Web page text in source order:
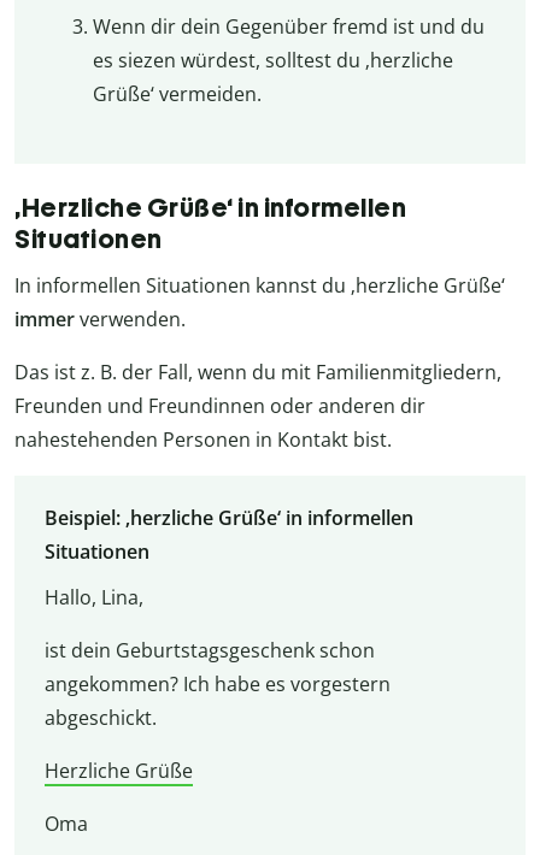
Wenn dir dein Gegenüber fremd ist und du
es siezen würdest, solltest du ‚herzliche
Grüße‘ vermeiden.
‚Herzliche Grüße‘ in informellen
Situationen
In informellen Situationen kannst du ‚herzliche Grüße‘
immerverwenden.
Das ist z. B. der Fall, wenn du mit Familienmitgliedern,
Freunden und Freundinnen oder anderen dir
nahestehenden Personen in Kontakt bist.
Beispiel: ‚herzliche Grüße‘ in informellen
Situationen
Hallo, Lina,
ist dein Geburtstagsgeschenk schon
angekommen? Ich habe es vorgestern
abgeschickt.
Herzliche Grüße
Oma